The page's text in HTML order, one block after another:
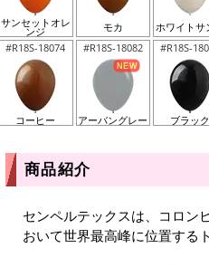
サンセットオレ
ンジ モカ ホワイトサ
#R18S-18074
コーヒー
#R18S-18082
アーバングレー
#R18S-
ブラック
商品紹介
センペルテックスは、コロン
おいて世界最高峰に位置する